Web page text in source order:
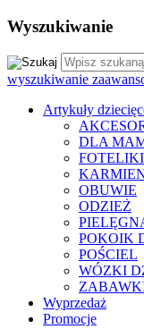
Wyszukiwanie
wyszukiwanie
Artykuły
DLA
FOTELIKI
OBUWIE
ODZIEŻ
POKOIK
POŚCIEL
WÓZKI
Wyprzedaż
Promocje